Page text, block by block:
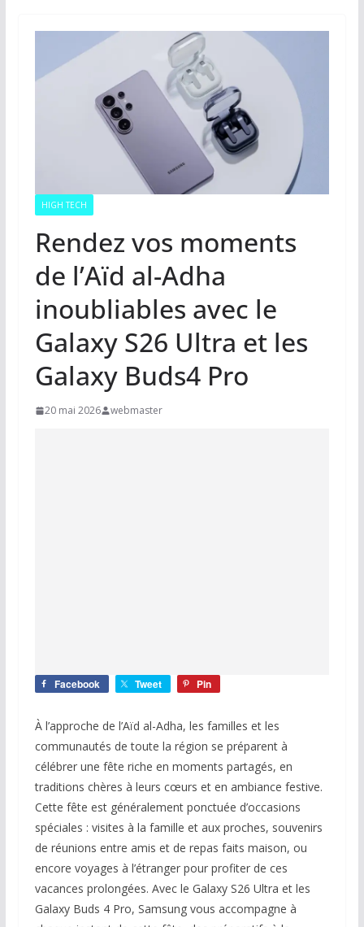
HIGH TECH
Rendez vos moments
de l’Aïd al-Adha
inoubliables avec le
Galaxy S26 Ultra et les
Galaxy Buds4 Pro
20 mai 2026 webmaster
Facebook Tweet Pin
À l’approche de l’Aïd al-Adha, les familles et les
communautés de toute la région se préparent à
célébrer une fête riche en moments partagés, en
traditions chères à leurs cœurs et en ambiance festive.
Cette fête est généralement ponctuée d’occasions
spéciales : visites à la famille et aux proches, souvenirs
de réunions entre amis et de repas faits maison, ou
encore voyages à l’étranger pour profiter de ces
vacances prolongées. Avec le Galaxy S26 Ultra et les
Galaxy Buds 4 Pro, Samsung vous accompagne à